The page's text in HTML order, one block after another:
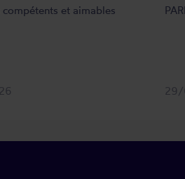
et aimables